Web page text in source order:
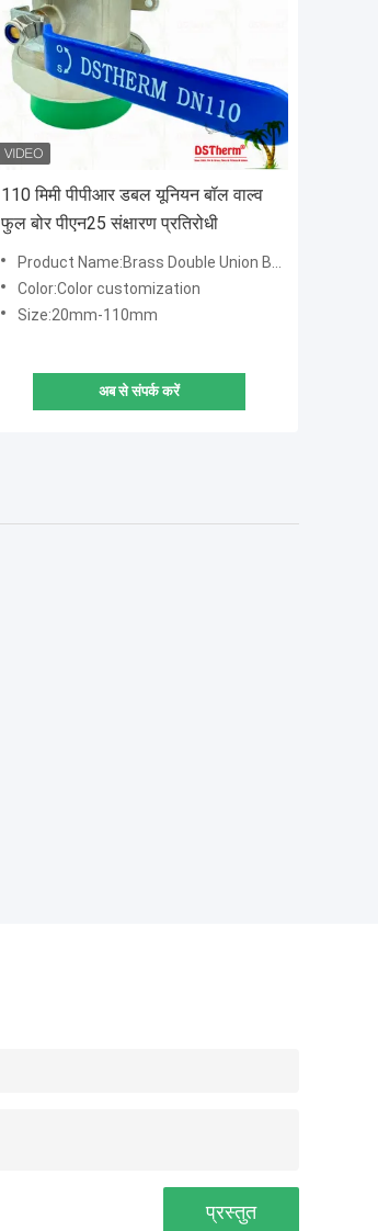
110 मिमी पीपीआर डबल यूनियन बॉल वाल्व
फुल बोर पीएन25 संक्षारण प्रतिरोधी
Product Name:Brass Double Union Ball Valve Heavier Type 110mm
Color:Color customization
Size:20mm-110mm
अब से संपर्क करें